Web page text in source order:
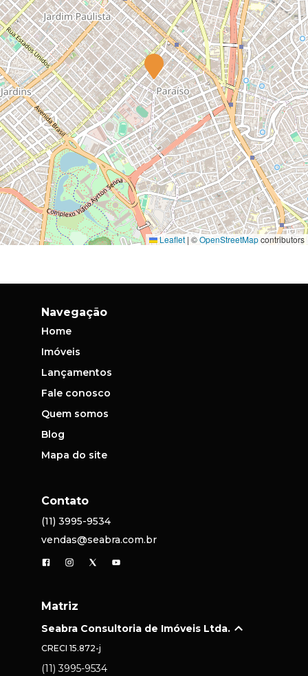
Leaflet | ©OpenStreetMapcontributors
Navegação
Home
Imóveis
Lançamentos
Fale conosco
Quem somos
Blog
Mapa do site
Contato
(11) 3995-9534
vendas@seabra.com.br
Matriz
Seabra Consultoria de Imóveis Ltda.
CRECI 15.872-j
(11) 3995-9534